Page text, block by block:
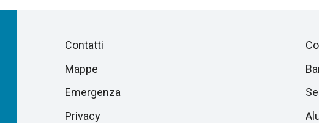
Salta
sezione
Piè
di
pagina
Contatti
Mappe
Emergenza
Privacy